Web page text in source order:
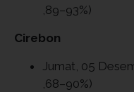
,89–93%)
Cirebon
Jumat, 05
,68–90%)